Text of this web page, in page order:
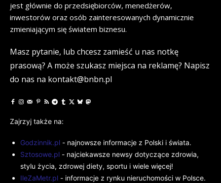
jest głównie do przedsiębiorców, menedżerów,
inwestorów oraz osób zainteresowanych dynamicznie
zmieniającym się światem biznesu.
Masz pytanie, lub chcesz zamieść u nas notkę
prasową? A może szukasz miejsca na reklamę? Napisz
do nas na kontakt@bnbn.pl
Zajrzyj także na:
Godzinnik.pl - najnowsze informacje z Polski i świata.
Sztosowe.pl - najciekawsze newsy dotyczące zdrowia,
stylu życia, zdrowej diety, sportu i wiele więcej!
IleZaMetr.pl - informacje z rynku nieruchomości w Polsce.